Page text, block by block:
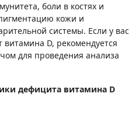
боли в костях и
кожи и
системы. Если у вас
D, рекомендуется
для проведения анализа
дефицита витамина D